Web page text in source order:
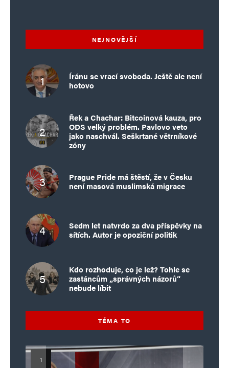
NEJNOVĚJŠÍ
Íránu se vrací svoboda. Ještě ale není
hotovo
Řek a Chachar: Bitcoinová kauza, pro
ODS velký problém. Pavlovo veto
jako naschvál. Seškrtané větrníkové
zóny
Prague Pride má štěstí, že v Česku
není masová muslimská migrace
Sedm let natvrdo za dva příspěvky na
sítích. Autor je opoziční politik
Kdo rozhoduje, co je lež? Tohle se
zastáncům „správných názorů“
nebude líbit
TÉMA TO